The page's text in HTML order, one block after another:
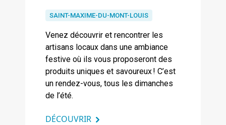
SAINT-MAXIME-DU-MONT-LOUIS
Venez découvrir et rencontrer les
artisans locaux dans une ambiance
festive où ils vous proposeront des
produits uniques et savoureux ! C’est
un rendez-vous, tous les dimanches
de l’été.
DÉCOUVRIR